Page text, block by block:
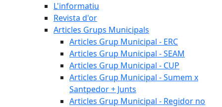
L'informatiu
Revista d'or
Articles Grups Municipals
Articles Grup Municipal - ERC
Articles Grup Municipal - SEAM
Articles Grup Municipal - CUP
Articles Grup Municipal - Sumem x
Santpedor + Junts
Articles Grup Municipal - Regidor no